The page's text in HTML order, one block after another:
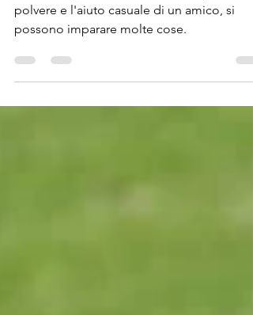
Con un foglio bianco di carta, un po' di
polvere e l'aiuto casuale di un amico, si
possono imparare molte cose.